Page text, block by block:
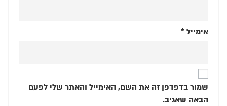
אימייל *
שמור בדפדפן זה את השם, האימייל והאתר שלי לפעם
הבאה שאגיב.